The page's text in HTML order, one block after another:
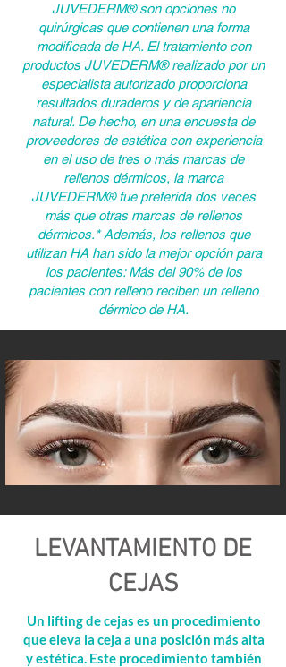
JUVEDERM® son opciones no
quirúrgicas que contienen una forma
modificada de HA. El tratamiento con
productos JUVEDERM® realizado por un
especialista autorizado proporciona
resultados duraderos y de apariencia
natural. De hecho, en una encuesta de
proveedores de estética con experiencia
en el uso de tres o más marcas de
rellenos dérmicos, la marca
JUVEDERM® fue preferida dos veces
más que otras marcas de rellenos
dérmicos.* Además, los rellenos que
utilizan HA han sido la mejor opción para
los pacientes: Más del 90% de los
pacientes con relleno reciben un relleno
dérmico de HA.
LEVANTAMIENTO DE
CEJAS
Un lifting de cejas es un procedimiento
que eleva la ceja a una posición más alta
y estética. Este procedimiento también